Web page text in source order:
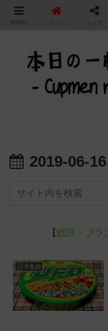
カップ麺の新商
2019-06-16
【総評・ブラ
日清食品
MENU ホーム シェア